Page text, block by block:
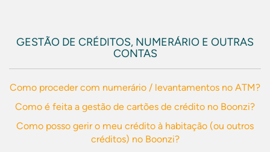
GESTÃO DE CRÉDITOS, NUMERÁRIO E OUTRAS
CONTAS
Como proceder com numerário / levantamentos no ATM?
Como é feita a gestão de cartões de crédito no Boonzi?
Como posso gerir o meu crédito à habitação (ou outros
créditos) no Boonzi?